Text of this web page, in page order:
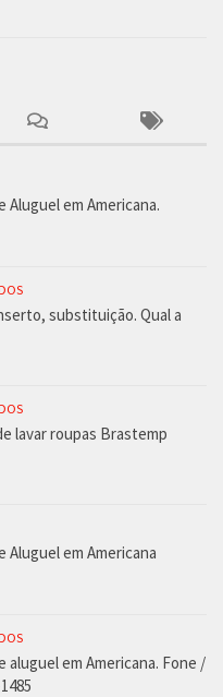
Aluguel em Americana.
substituição. Qual a
lavar roupas Brastemp
Aluguel em Americana
aluguel em Americana. Fone /